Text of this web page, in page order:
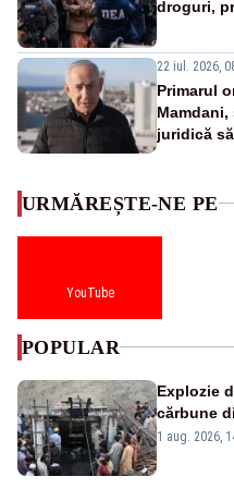
droguri,
22 iul. 2026,
Primarul
juridică
URMĂREȘTE-NE PE
YouTube
POPULAR
Explozie
cărbune
morți -
1 aug. 2026,